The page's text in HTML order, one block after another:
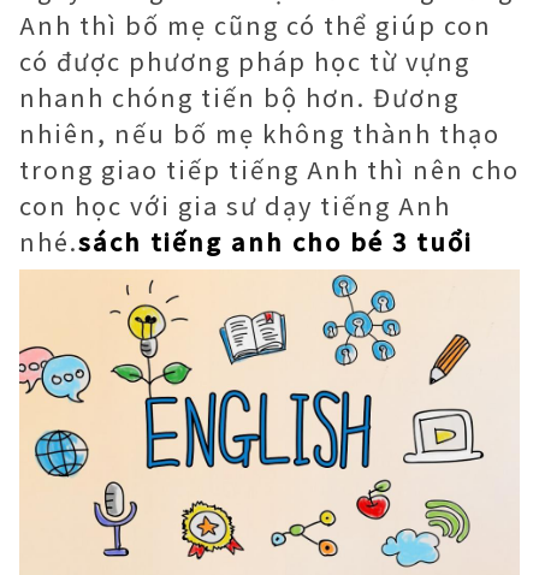
Anh thì bố mẹ cũng có thể giúp con
có được phương pháp học từ vựng
nhanh chóng tiến bộ hơn. Đương
nhiên, nếu bố mẹ không thành thạo
trong giao tiếp tiếng Anh thì nên cho
con học với gia sư dạy tiếng Anh
nhé.sách tiếng anh cho bé 3 tuổi